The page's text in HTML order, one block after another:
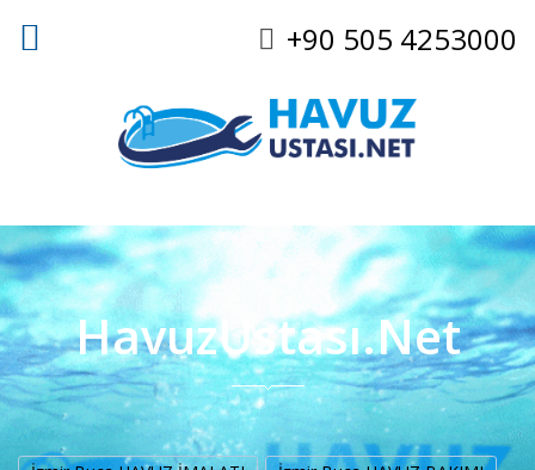
+90 505 4253000
HavuzUstası.Net